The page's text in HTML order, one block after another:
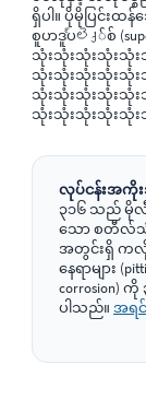
ရှိပါ။ ပိုမိုပြင်း
စူပာဒူပ్లెქ်စ်
သုံးသုံးသုံးသုံးသုံ
သုံးသုံးသုံးသုံးသုံ
သုံးသုံးသုံးသုံးသုံ
သုံးသုံးသုံးသုံးသုံး
လုပ်ငန်းအကိုး
၃၁၆ သည် မို
သော စတီလ်သံ
အတွင်းရှိ ကလို
နေရာများ
corrosion)
ပါသည်။ အရင်